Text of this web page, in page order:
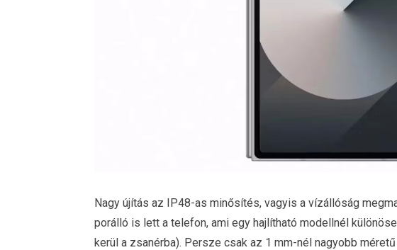
Nagy újítás az IP48-as minősítés, vagyis a vízállóság
porálló is lett a telefon, ami egy hajlítható modellnél
kerül a zsanérba). Persze csak az 1 mm-nél nagyobb